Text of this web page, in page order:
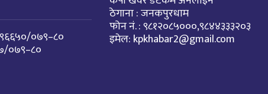
०७९–८०
०७९–८०
ठेगाना : जनकपुरधाम
फोन नं. : ९८१२०८५०००,९८४४३३३२०३
इमेल: kpkhabar2@gmail.com